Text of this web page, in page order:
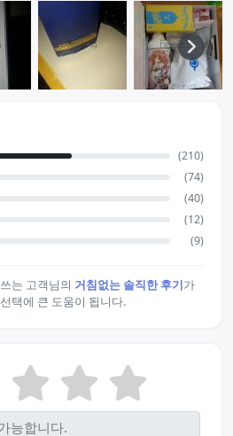
(210)
(74)
(40)
(12)
(9)
는 고객님의 거침없는 솔직한 후기가
택에 큰 도움이 됩니다.